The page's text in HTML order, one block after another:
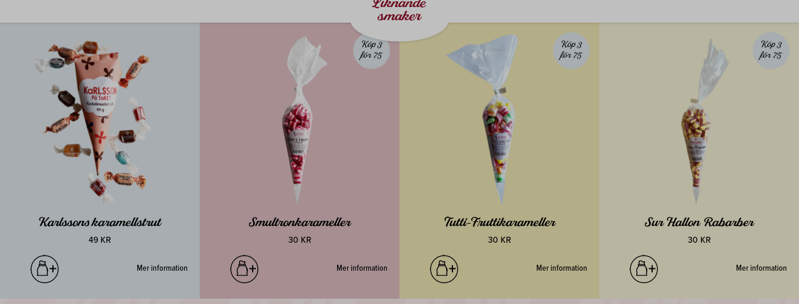
smaker
Karlssons karamellstrut
49 KR
Mer information
Köp 3
för 75
Smultronkarameller
30 KR
Mer information
Köp 3
för 75
Tutti-Fruttikarameller
30 KR
Mer information
Köp 3
för 75
Sur Hallon Rabarber
30 KR
Mer information